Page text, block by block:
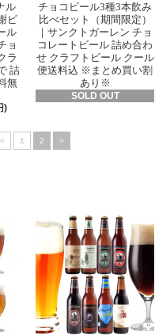
ル
ビ
ル
ョ
ラ
詰
無
)
チョコビール3種3本飲み
比べセット（期間限定）
｜サンクトガーレン チョ
コレートビール 詰め合わ
せ クラフトビール クール
便送料込 ※まとめ買い割
あり※
SOLD OUT
< 1 2 >